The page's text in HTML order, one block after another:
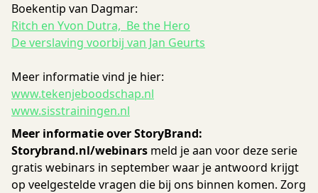
Boekentip van Dagmar:
Ritch en Yvon Dutra, Be the Hero
De verslaving voorbij van Jan Geurts
Meer informatie vind je hier:
www.tekenjeboodschap.nl
www.sisstrainingen.nl
Meer informatie over StoryBrand:
Storybrand.nl/webinars meld je aan voor deze serie
gratis webinars in september waar je antwoord krijgt
op veelgestelde vragen die bij ons binnen komen. Zorg